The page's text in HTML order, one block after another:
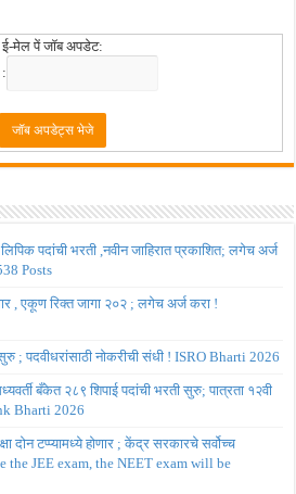
ई-मेल पें जॉब अपडेट:
पदांची भरती ,नवीन जाहिरात प्रकाशित; लगेच अर्ज
Posts
, एकूण रिक्त जागा २०२ ; लगेच अर्ज करा !
; पदवीधरांसाठी नोकरीची संधी ! ISRO Bharti 2026
बँकेत २८९ शिपाई पदांची भरती सुरु; पात्रता १२वी
Bharti 2026
दोन टप्प्यामध्ये होणार ; केंद्र सरकारचे सर्वोच्च
the JEE exam, the NEET exam will be